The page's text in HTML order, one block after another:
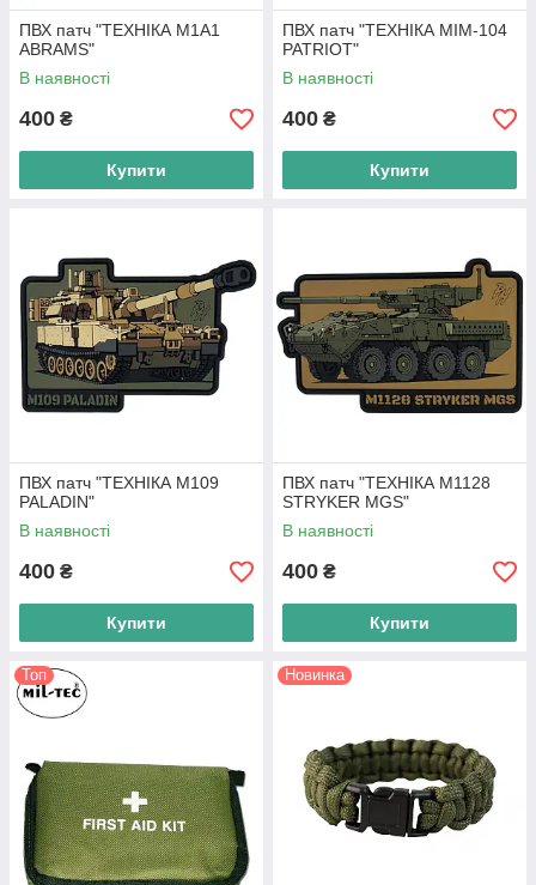
ПВХ патч "ТЕХНІКА M1A1
ABRAMS"
В наявності
400 ₴
Купити
ПВХ патч "ТЕХНІКА MIM-104
PATRIOT"
В наявності
400 ₴
Купити
ПВХ патч "ТЕХНІКА M109
PALADIN"
В наявності
400 ₴
Купити
ПВХ патч "ТЕХНІКА M1128
STRYKER MGS"
В наявності
400 ₴
Купити
Топ Новинка